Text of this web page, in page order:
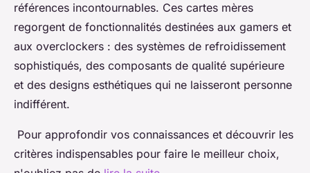
références incontournables. Ces cartes mères
regorgent de fonctionnalités destinées aux gamers et
aux overclockers : des systèmes de refroidissement
sophistiqués, des composants de qualité supérieure
et des designs esthétiques qui ne laisseront personne
indifférent.
Pour approfondir vos connaissances et découvrir les
critères indispensables pour faire le meilleur choix,